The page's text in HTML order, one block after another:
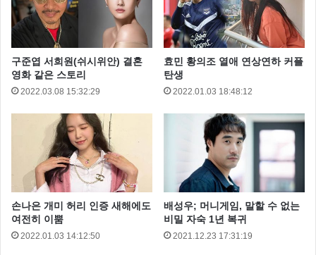
서로를 바라보는 사진이었습니다.
구준엽 서희원(쉬시위안) 결혼
영화 같은 스토리
2022.03.08 15:32:29
효민 황의조 열애 연상연하 커플
탄생
2022.01.03 18:48:12
손나은 개미 허리 인증 새해에도
여전히 이뿜
2022.01.03 14:12:50
배성우; 머니게임, 말할 수 없는
비밀 자숙 1년 복귀
2021.12.23 17:31:19